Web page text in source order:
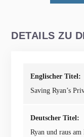
DETAILS ZU
Englischer Titel:
Saving Ryan’s
Deutscher Titel:
Ryan und raus am